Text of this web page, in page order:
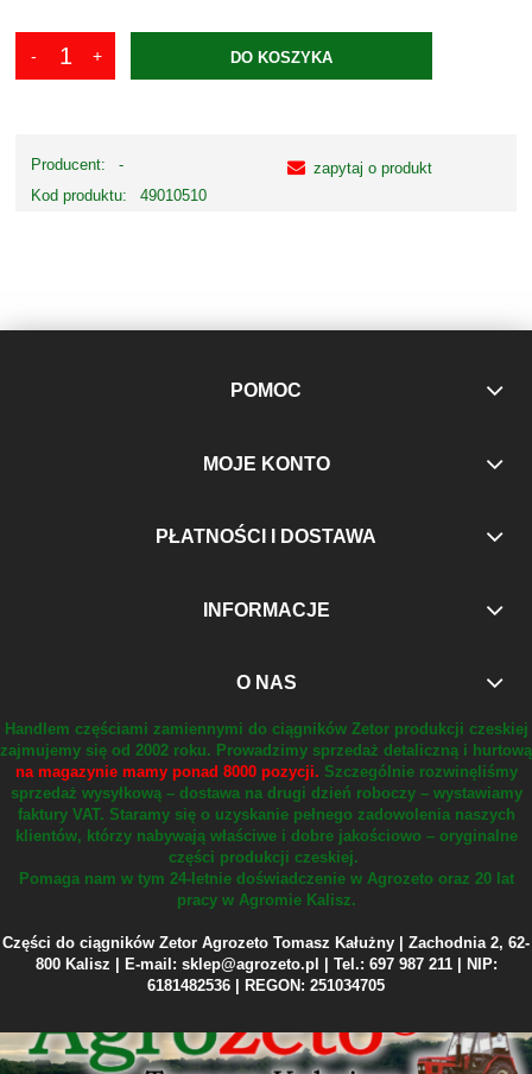
DO KOSZYKA
Producent:
-
Kod produktu:
49010510
zapytaj o produkt
POMOC
MOJE KONTO
PŁATNOŚCI I DOSTAWA
INFORMACJE
O NAS
Handlem częściami zamiennymi do ciągników Zetor produkcji czeskiej
zajmujemy się od 2002 roku. Prowadzimy sprzedaż detaliczną i hurtową
na magazynie mamy ponad 8000 pozycji. Szczególnie rozwinęliśmy
sprzedaż wysyłkową – dostawa na drugi dzień roboczy – wystawiamy
faktury VAT. Staramy się o uzyskanie pełnego zadowolenia naszych
klientów, którzy nabywają właściwe i dobre jakościowo – oryginalne
części produkcji czeskiej.
Pomaga nam w tym 24-letnie doświadczenie w Agrozeto oraz 20 lat
pracy w Agromie Kalisz.
Części do ciągników Zetor Agrozeto Tomasz Kałużny | Zachodnia 2, 62-
800 Kalisz | E-mail: sklep@agrozeto.pl | Tel.: 697 987 211 | NIP:
6181482536 | REGON: 251034705